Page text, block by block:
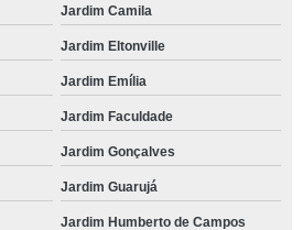
Jardim Camila
Jardim Eltonville
Jardim Emília
Jardim Faculdade
Jardim Gonçalves
Jardim Guarujá
Jardim Humberto de Campos